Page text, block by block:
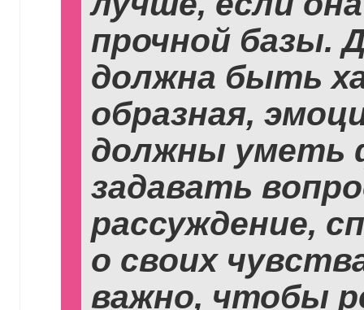
прочной базы.
должна быть
образная,
должны уметь
задавать
рассуждение,
о своих
важно, чтобы